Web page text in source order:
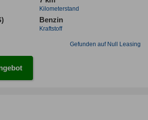
Kilometerstand
Benzin
Kraftstoff
Gefunden auf Null Leasing